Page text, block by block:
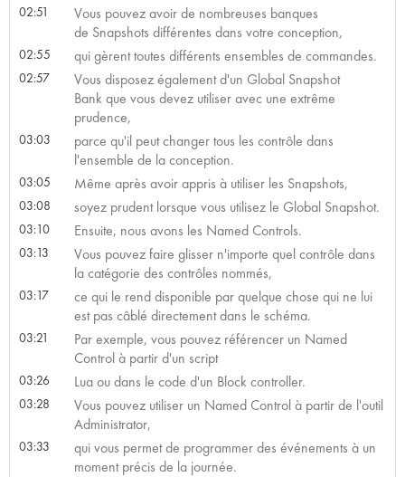
02:51
Vous pouvez avoir de nombreuses banques
de Snapshots différentes dans votre conception,
02:55 qui gèrent toutes différents ensembles de commandes.
02:57
Vous disposez également d'un Global Snapshot
Bank que vous devez utiliser avec une extrême
prudence,
03:03
parce qu'il peut changer tous les contrôle dans
l'ensemble de la conception.
03:05 Même après avoir appris à utiliser les Snapshots,
03:08 soyez prudent lorsque vous utilisez le Global Snapshot.
03:10 Ensuite, nous avons les Named Controls.
03:13
Vous pouvez faire glisser n'importe quel contrôle dans
la catégorie des contrôles nommés,
03:17
ce qui le rend disponible par quelque chose qui ne lui
est pas câblé directement dans le schéma.
03:21
Par exemple, vous pouvez référencer un Named
Control à partir d'un script
03:26 Lua ou dans le code d'un Block controller.
03:28
Vous pouvez utiliser un Named Control à partir de l'outil
Administrator,
03:33
qui vous permet de programmer des événements à un
moment précis de la journée.